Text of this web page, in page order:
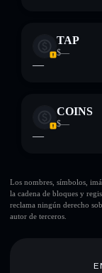
TAP
$—
—
COINS
$—
—
Los nombres, símbolos,
la cadena de bloques y
reclama ningún derecho
autor de terceros.